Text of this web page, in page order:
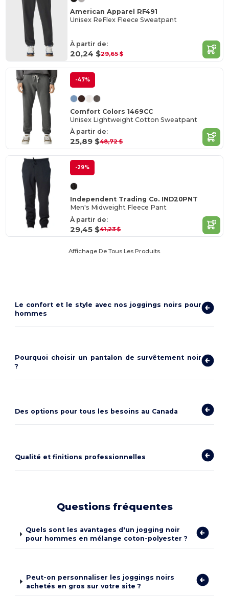
American Apparel RF491
Unisex ReFlex Fleece Sweatpant
À partir de:
20,24 $29,65 $
-47%
Comfort Colors 1469CC
Unisex Lightweight Cotton Sweatpant
À partir de:
25,89 $48,72 $
-29%
Independent Trading Co. IND20PNT
Men's Midweight Fleece Pant
À partir de:
29,45 $41,23 $
Affichage De Tous Les Produits.
Le confort et le style avec nos joggings noirs pour
hommes
Pourquoi choisir un pantalon de survêtement noir
?
Des options pour tous les besoins au Canada
Qualité et finitions professionnelles
Questions fréquentes
Quels sont les avantages d'un jogging noir
pour hommes en mélange coton-polyester ?
Peut-on personnaliser les joggings noirs
achetés en gros sur votre site ?